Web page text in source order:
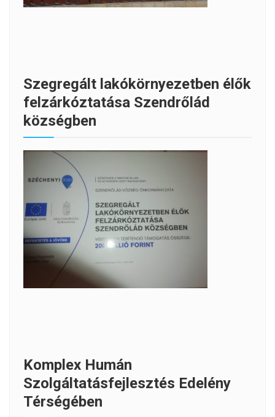
Szegregált lakókörnyezetben élők
felzárkóztatása Szendrőlád
községben
Komplex Humán
Szolgáltatásfejlesztés Edelény
Térségében